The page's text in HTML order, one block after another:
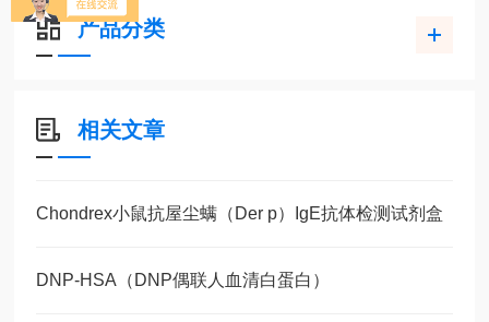
产品分类
相关文章
Chondrex小鼠抗屋尘螨（Der p）IgE抗体检测试剂盒
DNP-HSA（DNP偶联人血清白蛋白）